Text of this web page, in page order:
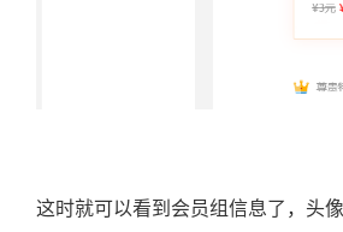
这时就可以看到会员组信息了，头